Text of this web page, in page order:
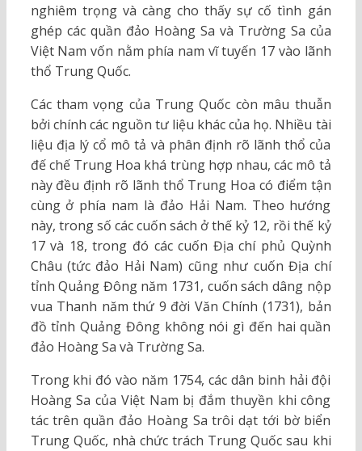
nghiêm trọng và càng cho thấy sự cố tình gán
ghép các quần đảo Hoàng Sa và Trường Sa của
Việt Nam vốn nằm phía nam vĩ tuyến 17 vào lãnh
thổ Trung Quốc.
Các tham vọng của Trung Quốc còn mâu thuẫn
bởi chính các nguồn tư liệu khác của họ. Nhiều tài
liệu địa lý cổ mô tả và phân định rõ lãnh thổ của
đế chế Trung Hoa khá trùng hợp nhau, các mô tả
này đều định rõ lãnh thổ Trung Hoa có điểm tận
cùng ở phía nam là đảo Hải Nam. Theo hướng
này, trong số các cuốn sách ở thế kỷ 12, rồi thế kỷ
17 và 18, trong đó các cuốn Địa chí phủ Quỳnh
Châu (tức đảo Hải Nam) cũng như cuốn Địa chí
tỉnh Quảng Đông năm 1731, cuốn sách dâng nộp
vua Thanh năm thứ 9 đời Văn Chính (1731), bản
đồ tỉnh Quảng Đông không nói gì đến hai quần
đảo Hoàng Sa và Trường Sa.
Trong khi đó vào năm 1754, các dân binh hải đội
Hoàng Sa của Việt Nam bị đắm thuyền khi công
tác trên quần đảo Hoàng Sa trôi dạt tới bờ biển
Trung Quốc, nhà chức trách Trung Quốc sau khi